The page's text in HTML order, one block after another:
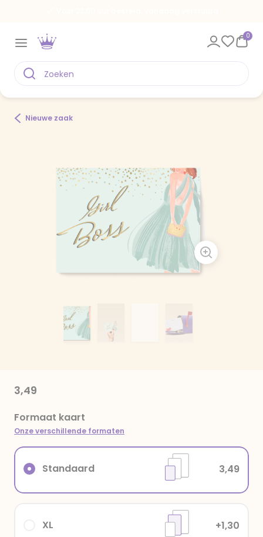
0
Nieuwe zaak
3,49
Formaat kaart
Onze verschillende formaten
XL +1,30
Standaard 3,49